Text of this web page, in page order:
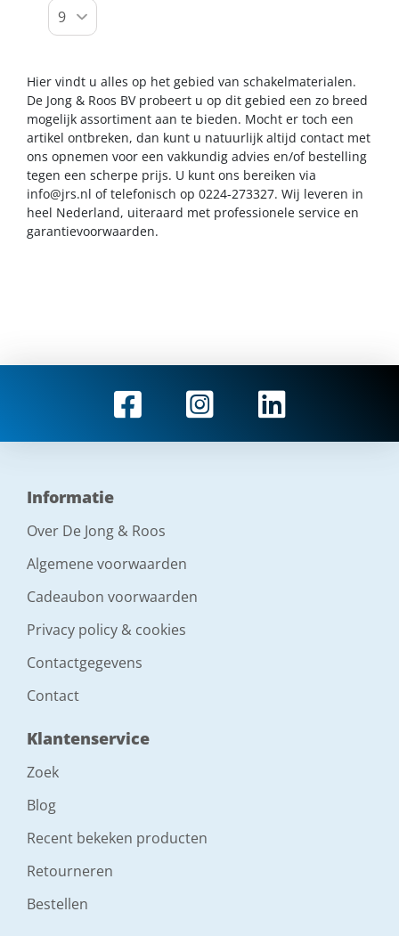
Hier vindt u alles op het gebied van schakelmaterialen.
De Jong & Roos BV probeert u op dit gebied een zo breed
mogelijk assortiment aan te bieden. Mocht er toch een
artikel ontbreken, dan kunt u natuurlijk altijd contact met
ons opnemen voor een vakkundig advies en/of bestelling
tegen een scherpe prijs. U kunt ons bereiken via
info@jrs.nl of telefonisch op 0224-273327. Wij leveren in
heel Nederland, uiteraard met professionele service en
garantievoorwaarden.
Informatie
Over De Jong & Roos
Algemene voorwaarden
Cadeaubon voorwaarden
Privacy policy & cookies
Contactgegevens
Contact
Klantenservice
Zoek
Blog
Recent bekeken producten
Retourneren
Bestellen